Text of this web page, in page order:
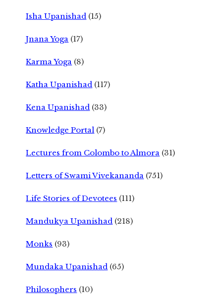
Isha Upanishad (15)
Jnana Yoga (17)
Karma Yoga (8)
Katha Upanishad (117)
Kena Upanishad (33)
Knowledge Portal (7)
Lectures from Colombo to Almora (31)
Letters of Swami Vivekananda (751)
Life Stories of Devotees (111)
Mandukya Upanishad (218)
Monks (93)
Mundaka Upanishad (65)
Philosophers (10)